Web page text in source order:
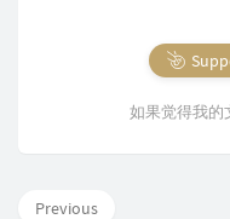
如果觉得我的
Previous